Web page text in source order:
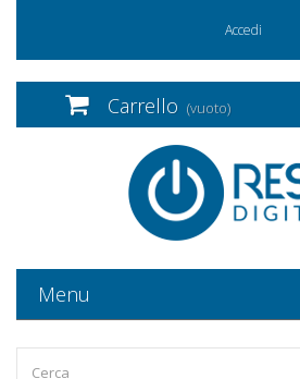
Accedi
Carrello (vuoto)
Menu